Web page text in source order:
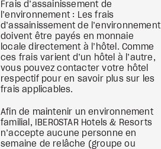
Frais d’assainissement de
l’environnement : Les frais
d’assainissement de l’environnement
doivent être payés en monnaie
locale directement à l’hôtel. Comme
ces frais varient d’un hôtel à l’autre,
vous pouvez contacter votre hôtel
respectif pour en savoir plus sur les
frais applicables.
Afin de maintenir un environnement
familial, IBEROSTAR Hotels & Resorts
n’accepte aucune personne en
semaine de relâche (groupe ou